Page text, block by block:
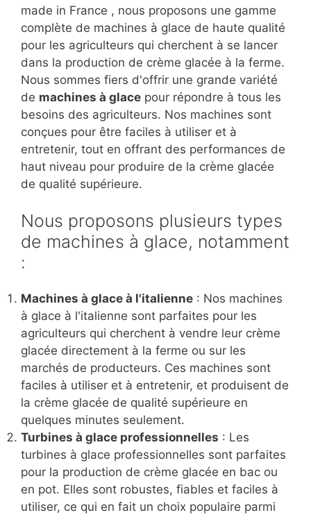
made in France , nous proposons une gamme
complète de machines à glace de haute qualité
pour les agriculteurs qui cherchent à se lancer
dans la production de crème glacée à la ferme.
Nous sommes fiers d'offrir une grande variété
de machines à glace pour répondre à tous les
besoins des agriculteurs. Nos machines sont
conçues pour être faciles à utiliser et à
entretenir, tout en offrant des performances de
haut niveau pour produire de la crème glacée
de qualité supérieure.
Nous proposons plusieurs types
de machines à glace, notamment
:
Machines à glace à l'italienne : Nos machines
à glace à l'italienne sont parfaites pour les
agriculteurs qui cherchent à vendre leur crème
glacée directement à la ferme ou sur les
marchés de producteurs. Ces machines sont
faciles à utiliser et à entretenir, et produisent de
la crème glacée de qualité supérieure en
quelques minutes seulement.
Turbines à glace professionnelles : Les
turbines à glace professionnelles sont parfaites
pour la production de crème glacée en bac ou
en pot. Elles sont robustes, fiables et faciles à
utiliser, ce qui en fait un choix populaire parmi